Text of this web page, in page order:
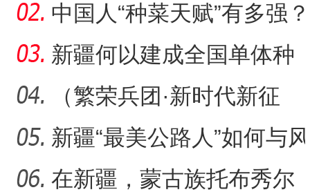
起？
中国人“种菜天赋”有多强？
戈壁荒漠变“智慧农场
新疆何以建成全国单体种
植面积最大油莎豆示范基
地
（繁荣兵团·新时代新征
程）沙漠瀚海中的新疆兵
团
新疆“最美公路人”如何与风
沙“硬碰硬”？
在新疆，蒙古族托布秀尔